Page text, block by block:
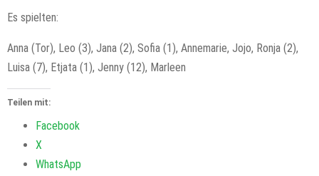
Es spielten:
Anna (Tor), Leo (3), Jana (2), Sofia (1), Annemarie, Jojo, Ronja (2),
Luisa (7), Etjata (1), Jenny (12), Marleen
Teilen mit:
Facebook
X
WhatsApp